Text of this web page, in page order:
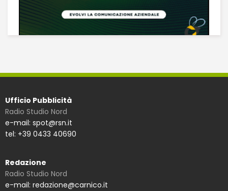
Ufficio Pubblicità
Radio Studio Nord
e-mail: spot@rsn.it
tel: +39 0433 40690
Redazione
Radio Studio Nord
e-mail: redazione@carnico.it